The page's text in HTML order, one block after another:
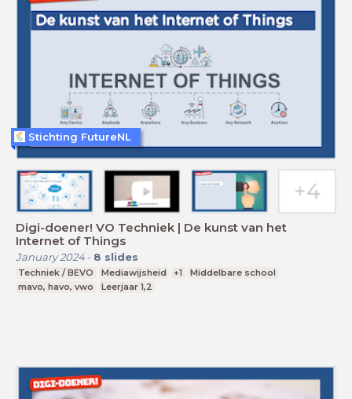
Digi-doener! VO Techniek | De kunst van het
Internet of Things
January 2024- 8 slides
Techniek / BEVO Mediawijsheid +1
Middelbare school
mavo, havo, vwo
Leerjaar 1,2
Stichting FutureNL